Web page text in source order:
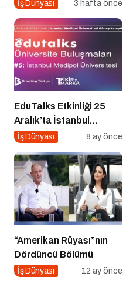
İçin Geri Sayım!
İş Dünyası 3 hafta önce
EduTalks Etkinliği 25
Aralık’ta İstanbul
Medipol
İş Dünyası 8 ay önce
“Amerikan Rüyası”nın
Dördüncü Bölümü
İş Dünyası 12 ay önce